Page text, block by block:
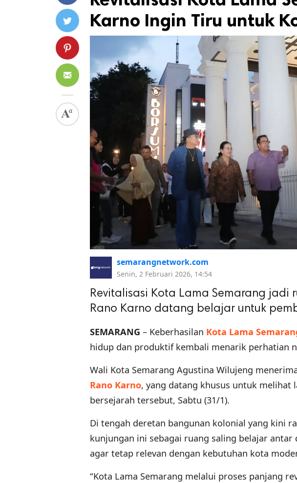
Karno Ingin Tiru untuk
semarangnetwork.com
Senin, 2 Februari 2026, 14:54
Revitalisasi Kota Lama Semarang jadi
Rano Karno datang belajar untuk
SEMARANG – Keberhasilan Kota Lama
hidup dan produktif kembali menarik perhatian
Wali Kota Semarang Agustina Wilujeng
Rano Karno, yang datang khusus untuk melihat
bersejarah tersebut, Sabtu (31/1).
Di tengah deretan bangunan kolonial yang kini
kunjungan ini sebagai ruang saling belajar
agar tetap relevan dengan kebutuhan kota
“Kota Lama Semarang melalui proses panjang